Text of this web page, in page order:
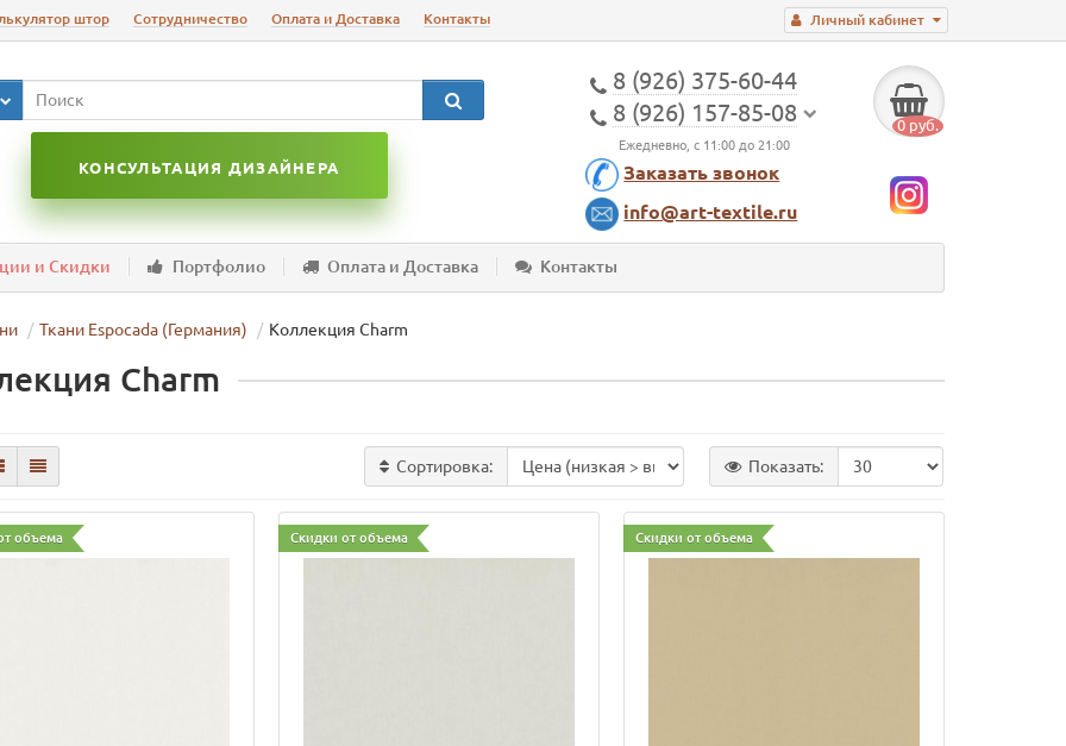
Личный кабинет
штор Сотрудничество Оплата и Доставка Контакты
8 (926) 375-60-44
8 (926) 157-85-08
Ежедневно, с 11:00 до 21:00
Заказать звонок
info@art-textile.ru
0 руб.
КОНСУЛЬТАЦИЯ ДИЗАЙНЕРА
и Скидки Портфолио Оплата и Доставка Контакты
Ткани Espocada (Германия) Коллекция Charm
Charm
Сортировка: Показать:
объема Скидки от объема Скидки от объема